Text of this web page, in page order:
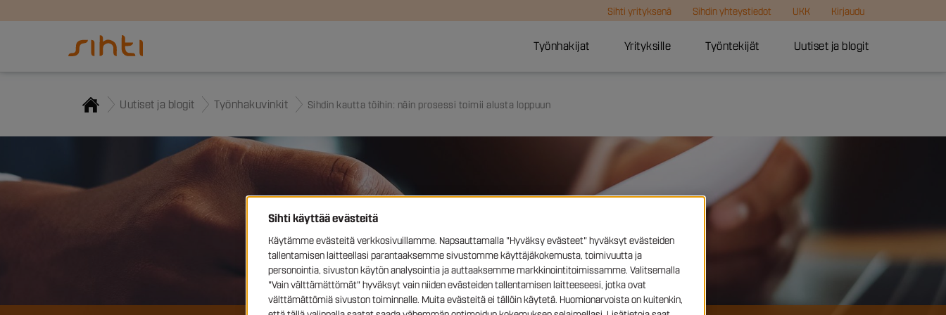
Työnhakijat Yrityksille Työntekijät Uutiset ja blogit
Kirjaudu
UKK
Sihdin yhteystiedot
Sihti yrityksenä
Uutiset ja blogit Työnhakuvinkit Sihdin kautta töihin: näin prosessi toimii alusta loppuun
Sihti käyttää evästeitä
Käytämme evästeitä verkkosivuillamme. Napsauttamalla "Hyväksy evästeet" hyväksyt evästeiden
tallentamisen laitteellasi parantaaksemme sivustomme käyttäjäkokemusta, toimivuutta ja
personointia, sivuston käytön analysointia ja auttaaksemme markkinointitoimissamme. Valitsemalla
"Vain välttämättömät" hyväksyt vain niiden evästeiden tallentamisen laitteeseesi, jotka ovat
välttämättömiä sivuston toiminnalle. Muita evästeitä ei tällöin käytetä. Huomionarvoista on kuitenkin,